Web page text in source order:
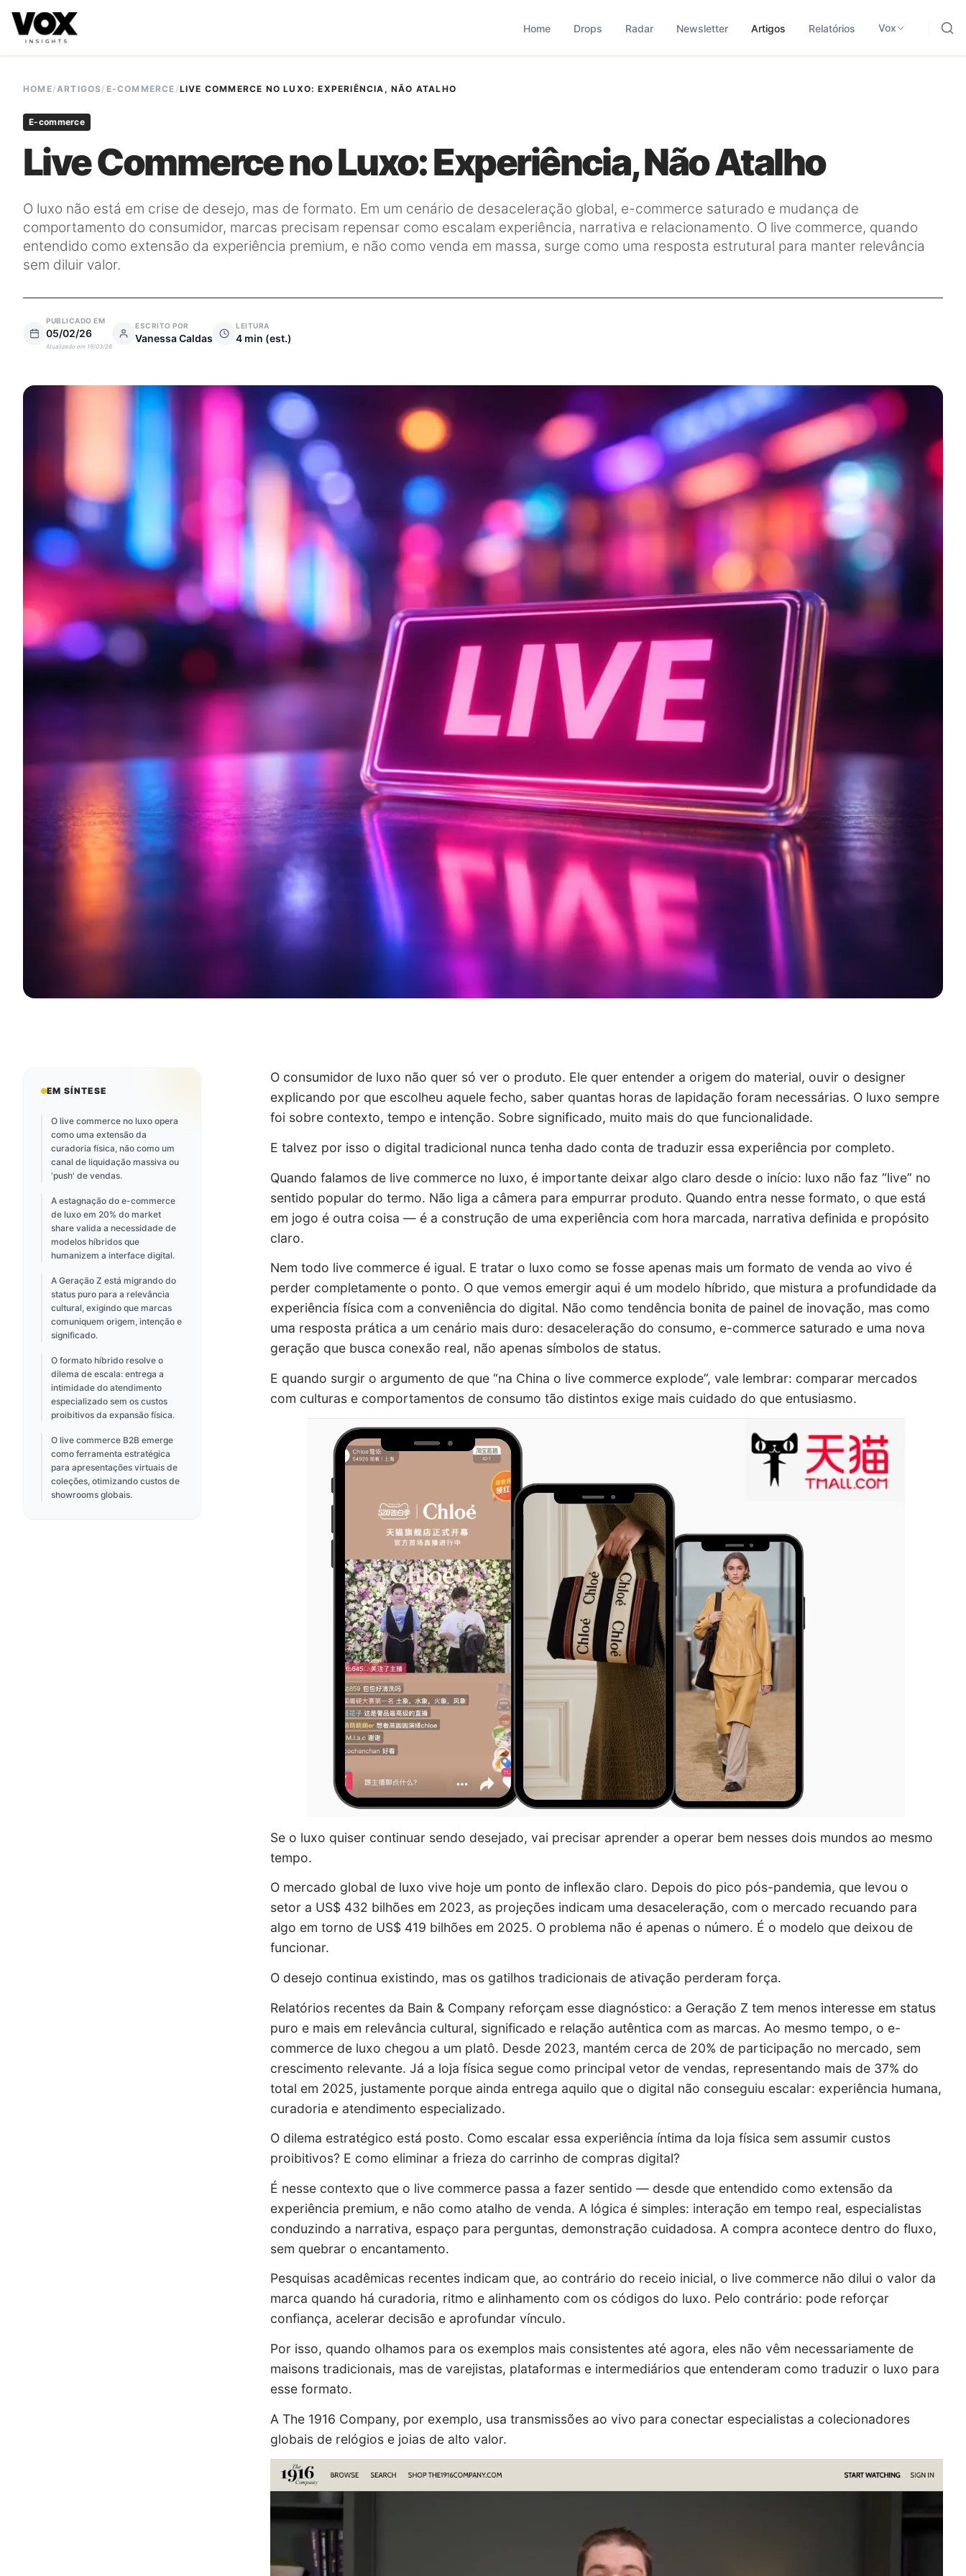
A direção estratégica é liderada por Vanessa Caldas e a operação combina monitoramento contínuo com curadoria metodológica para traduzir sinais em leitura aplicada.
Home Drops Radar Newsletter Artigos Relatórios Vox
HOME/ARTIGOS/ E-COMMERCE /LIVE COMMERCE NO LUXO: EXPERIÊNCIA, NÃO ATALHO
E-commerce
Live Commerce no Luxo: Experiência, Não Atalho
O luxo não está em crise de desejo, mas de formato. Em um cenário de desaceleração global, e-commerce saturado e mudança de
comportamento do consumidor, marcas precisam repensar como escalam experiência, narrativa e relacionamento. O live commerce, quando
entendido como extensão da experiência premium, e não como venda em massa, surge como uma resposta estrutural para manter relevância
sem diluir valor.
PUBLICADO EM
05/02/26
Atualizado em 19/03/26
ESCRITO POR
Vanessa Caldas
LEITURA
4 min (est.)
EM SÍNTESE
O live commerce no luxo opera
como uma extensão da
curadoria física, não como um
canal de liquidação massiva ou
'push' de vendas.
A estagnação do e-commerce
de luxo em 20% do market
share valida a necessidade de
modelos híbridos que
humanizem a interface digital.
A Geração Z está migrando do
status puro para a relevância
cultural, exigindo que marcas
comuniquem origem, intenção e
significado.
O formato híbrido resolve o
dilema de escala: entrega a
intimidade do atendimento
especializado sem os custos
proibitivos da expansão física.
O live commerce B2B emerge
como ferramenta estratégica
para apresentações virtuais de
coleções, otimizando custos de
showrooms globais.
O consumidor de luxo não quer só ver o produto. Ele quer entender a origem do material, ouvir o designer
explicando por que escolheu aquele fecho, saber quantas horas de lapidação foram necessárias. O luxo sempre
foi sobre contexto, tempo e intenção. Sobre significado, muito mais do que funcionalidade.
E talvez por isso o digital tradicional nunca tenha dado conta de traduzir essa experiência por completo.
Quando falamos de live commerce no luxo, é importante deixar algo claro desde o início: luxo não faz “live” no
sentido popular do termo. Não liga a câmera para empurrar produto. Quando entra nesse formato, o que está
em jogo é outra coisa — é a construção de uma experiência com hora marcada, narrativa definida e propósito
claro.
Nem todo live commerce é igual. E tratar o luxo como se fosse apenas mais um formato de venda ao vivo é
perder completamente o ponto. O que vemos emergir aqui é um modelo híbrido, que mistura a profundidade da
experiência física com a conveniência do digital. Não como tendência bonita de painel de inovação, mas como
uma resposta prática a um cenário mais duro: desaceleração do consumo, e-commerce saturado e uma nova
geração que busca conexão real, não apenas símbolos de status.
E quando surgir o argumento de que “na China o live commerce explode”, vale lembrar: comparar mercados
com culturas e comportamentos de consumo tão distintos exige mais cuidado do que entusiasmo.
Se o luxo quiser continuar sendo desejado, vai precisar aprender a operar bem nesses dois mundos ao mesmo
tempo.
O mercado global de luxo vive hoje um ponto de inflexão claro. Depois do pico pós-pandemia, que levou o
setor a US$ 432 bilhões em 2023, as projeções indicam uma desaceleração, com o mercado recuando para
algo em torno de US$ 419 bilhões em 2025. O problema não é apenas o número. É o modelo que deixou de
funcionar.
O desejo continua existindo, mas os gatilhos tradicionais de ativação perderam força.
Relatórios recentes da Bain & Company reforçam esse diagnóstico: a Geração Z tem menos interesse em status
puro e mais em relevância cultural, significado e relação autêntica com as marcas. Ao mesmo tempo, o e-
commerce de luxo chegou a um platô. Desde 2023, mantém cerca de 20% de participação no mercado, sem
crescimento relevante. Já a loja física segue como principal vetor de vendas, representando mais de 37% do
total em 2025, justamente porque ainda entrega aquilo que o digital não conseguiu escalar: experiência humana,
curadoria e atendimento especializado.
O dilema estratégico está posto. Como escalar essa experiência íntima da loja física sem assumir custos
proibitivos? E como eliminar a frieza do carrinho de compras digital?
É nesse contexto que o live commerce passa a fazer sentido — desde que entendido como extensão da
experiência premium, e não como atalho de venda. A lógica é simples: interação em tempo real, especialistas
conduzindo a narrativa, espaço para perguntas, demonstração cuidadosa. A compra acontece dentro do fluxo,
sem quebrar o encantamento.
Pesquisas acadêmicas recentes indicam que, ao contrário do receio inicial, o live commerce não dilui o valor da
marca quando há curadoria, ritmo e alinhamento com os códigos do luxo. Pelo contrário: pode reforçar
confiança, acelerar decisão e aprofundar vínculo.
Por isso, quando olhamos para os exemplos mais consistentes até agora, eles não vêm necessariamente de
maisons tradicionais, mas de varejistas, plataformas e intermediários que entenderam como traduzir o luxo para
esse formato.
A The 1916 Company, por exemplo, usa transmissões ao vivo para conectar especialistas a colecionadores
globais de relógios e joias de alto valor.